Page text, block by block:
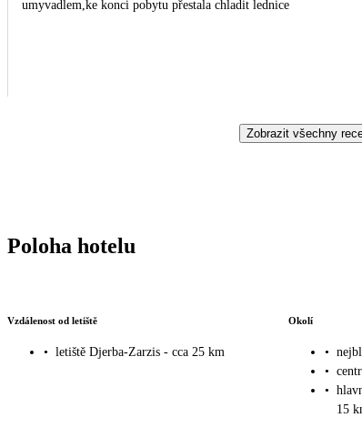
umyvadlem,ke konci pobytu přestala chladit lednice
Zobrazit všechny
Poloha hotelu
Vzdálenost od letiště
• letiště Djerba-Zarzis - cca 25 km
Okolí
•
•
•
15